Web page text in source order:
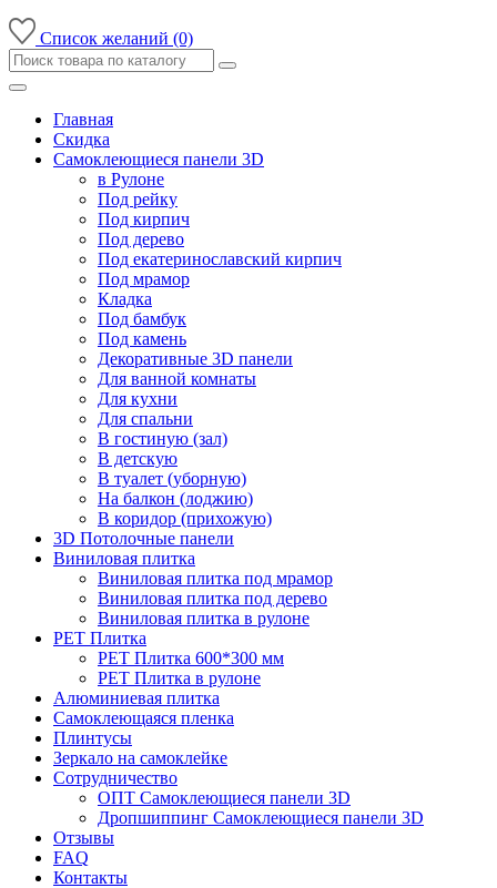
Список желаний (0)
Главная
Скидка
Самоклеющиеся панели 3D
в Рулоне
Под рейку
Под кирпич
Под дерево
Под екатеринославский кирпич
Под мрамор
Кладка
Под бамбук
Под камень
Декоративные 3D панели
Для ванной комнаты
Для кухни
Для спальни
В гостиную (зал)
В детскую
В туалет (уборную)
На балкон (лоджию)
В коридор (прихожую)
3D Потолочные панели
Виниловая плитка
Виниловая плитка под мрамор
Виниловая плитка под дерево
Виниловая плитка в рулоне
PET Плитка
PET Плитка 600*300 мм
PET Плитка в рулоне
Алюминиевая плитка
Самоклеющаяся пленка
Плинтусы
Зеркало на самоклейке
Сотрудничество
ОПТ Самоклеющиеся панели 3D
Дропшиппинг Самоклеющиеся панели 3D
Отзывы
FAQ
Контакты